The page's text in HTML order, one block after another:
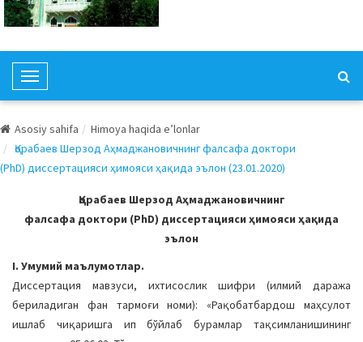
T
o
g
l
e
a
g
a
t
i
Asosiy sahifa
Himoya haqida e’lonlar
Қорабаев Шерзод Аҳмаджановичнинг фалсафа доктори
(PhD) диссертацияси ҳимояси ҳақида эълон (23.01.2020)
Қорабаев Шерзод Аҳмаджановичнинг
фалсафа доктори (PhD) диссертацияси ҳимояси ҳақида
эълон
I. Умумий маълумотлар.
Диссертация мавзуси, ихтисослик шифри (илмий даража
бериладиган фан тармоғи номи): «Рақобатбардош маҳсулот
ишлаб чиқаришга ип бўйлаб бурамлар тақсимланишининг